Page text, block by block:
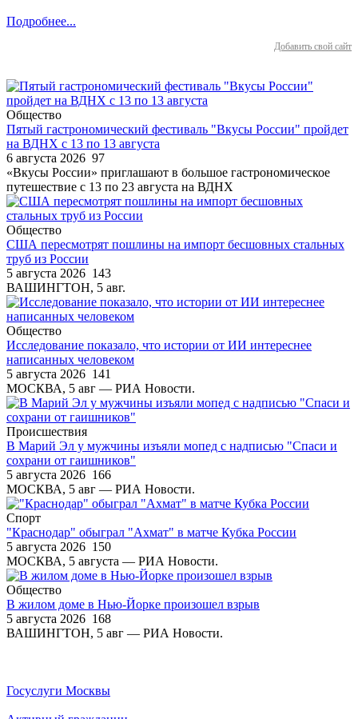
Подробнее...
Добавить свой сайт
Общество
Пятый гастрономический фестиваль "Вкусы России" пройдет
на ВДНХ с 13 по 13 августа
6 августа 2026 97
«Вкусы России» приглашают в большое гастрономическое
путешествие с 13 по 23 августа на ВДНХ
Общество
США пересмотрят пошлины на импорт бесшовных стальных
труб из России
5 августа 2026 143
ВАШИНГТОН, 5 авг.
Общество
Исследование показало, что истории от ИИ интереснее
написанных человеком
5 августа 2026 141
МОСКВА, 5 авг — РИА Новости.
Происшествия
В Марий Эл у мужчины изъяли мопед с надписью "Спаси и
сохрани от гаишников"
5 августа 2026 166
МОСКВА, 5 авг — РИА Новости.
Спорт
"Краснодар" обыграл "Ахмат" в матче Кубка России
5 августа 2026 150
МОСКВА, 5 августа — РИА Новости.
Общество
В жилом доме в Нью-Йорке произошел взрыв
5 августа 2026 168
ВАШИНГТОН, 5 авг — РИА Новости.
Госуслуги Москвы